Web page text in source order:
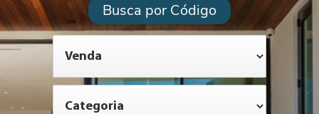
Busca por Código